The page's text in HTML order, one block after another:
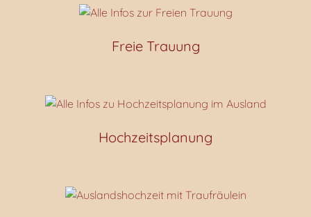
Freie Trauung
Hochzeitsplanung